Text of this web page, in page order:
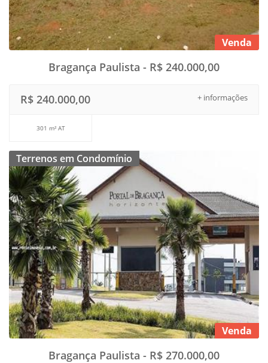
Venda
Bragança Paulista - R$ 240.000,00
+ informações
R$ 240.000,00
301 m² AT
Terrenos em Condomínio
Venda
Bragança Paulista - R$ 270.000,00